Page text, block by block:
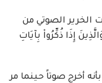
الخرير الصوتي من
قال تعالى في سورة الفرقان 73: وَالَّذِينَ إِذَا ذُكِّرُواْ بِآيَاتِ
أخرج صوتاً حينما مر